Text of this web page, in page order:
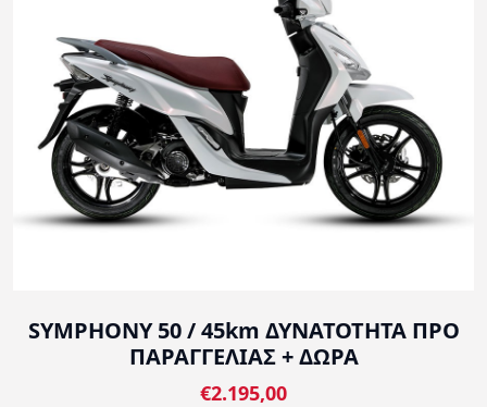
SYMPHONY 50 / 45km ΔΥΝΑΤΟΤΗΤΑ ΠΡΟ
ΠΑΡΑΓΓΕΛΙΑΣ + ΔΩΡΑ
€2.195,00